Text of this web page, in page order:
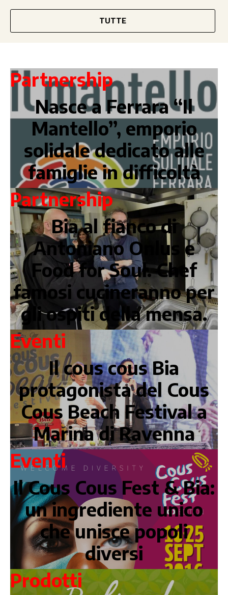
TUTTE
Partnership
Nasce a Ferrara “Il
Mantello”, emporio
solidale dedicato alle
famiglie in difficoltà
Partnership
Bia al fianco di
Antoniano Onlus e
Food for Soul. Chef
famosi cucineranno per
gli ospiti della mensa.
Eventi
Il cous cous Bia
protagonista del Cous
Cous Beach Festival a
Marina di Ravenna
Eventi
Il Cous Cous Fest & Bia:
un ingrediente unico
che unisce popoli
diversi
Prodotti